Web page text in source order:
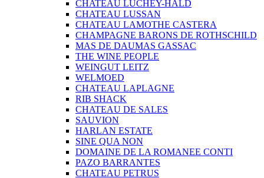
CHATEAU LUCHEY-HALD
CHATEAU LUSSAN
CHATEAU LAMOTHE CASTERA
CHAMPAGNE BARONS DE ROTHSCHILD
MAS DE DAUMAS GASSAC
THE WINE PEOPLE
WEINGUT LEITZ
WELMOED
CHATEAU LAPLAGNE
RIB SHACK
CHATEAU DE SALES
SAUVION
HARLAN ESTATE
SINE QUA NON
DOMAINE DE LA ROMANEE CONTI
PAZO BARRANTES
CHATEAU PETRUS